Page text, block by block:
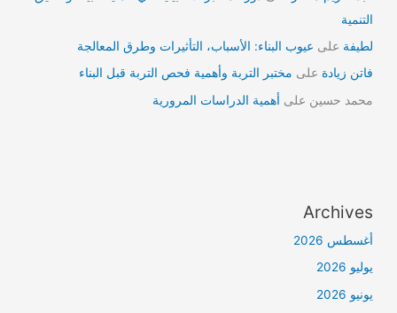
التنمية
لطيفة على عيوب البناء: الأسباب، التأثيرات وطرق المعالجة
فاتن زيادة على مختبر التربة وأهمية فحص التربة قبل البناء
محمد حسين على أهمية الدراسات المرورية
Archives
أغسطس 2026
يوليو 2026
يونيو 2026